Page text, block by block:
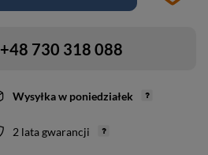
+48 730 318 088
Wysyłkaw poniedziałek
2 lata gwarancji